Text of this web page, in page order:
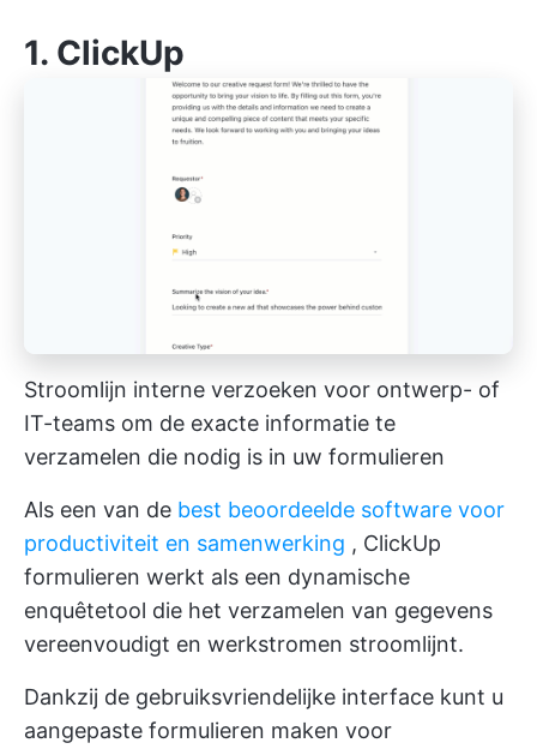
1. ClickUp
Stroomlijn interne verzoeken voor ontwerp- of
IT-teams om de exacte informatie te
verzamelen die nodig is in uw formulieren
Als een van de best beoordeelde software voor
productiviteit en samenwerking , ClickUp
formulieren werkt als een dynamische
enquêtetool die het verzamelen van gegevens
vereenvoudigt en werkstromen stroomlijnt.
Dankzij de gebruiksvriendelijke interface kunt u
aangepaste formulieren maken voor